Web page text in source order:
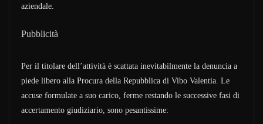
aziendale.
Pubblicità
Per il titolare dell’attività è scattata inevitabilmente la denuncia a
piede libero alla Procura della Repubblica di Vibo Valentia. Le
accuse formulate a suo carico, ferme restando le successive fasi di
accertamento giudiziario, sono pesantissime: